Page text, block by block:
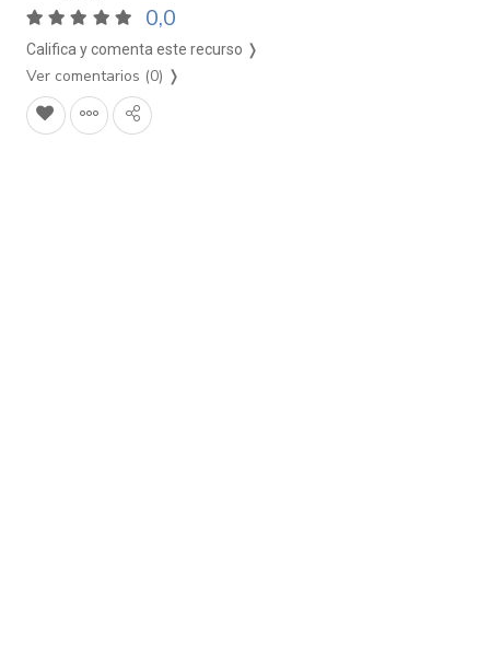
0,0
Califica y comenta este recurso ❭
Ver comentarios (0) ❭